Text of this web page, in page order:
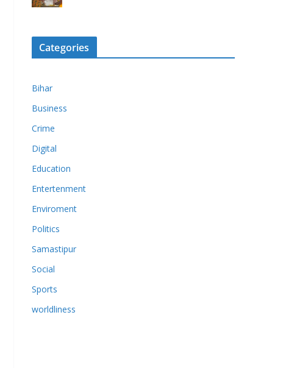
Categories
Bihar
Business
Crime
Digital
Education
Entertenment
Enviroment
Politics
Samastipur
Social
Sports
worldliness